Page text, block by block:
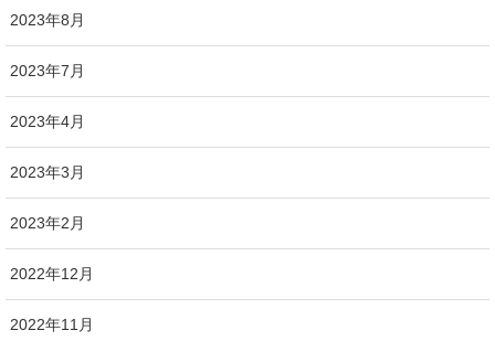
2023年8月
2023年7月
2023年4月
2023年3月
2023年2月
2022年12月
2022年11月